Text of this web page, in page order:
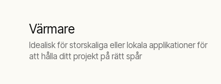
Värmare
Idealisk för storskaliga eller lokala applikationer för
att hålla ditt projekt på rätt spår